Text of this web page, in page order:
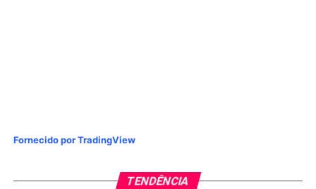
Magazine luiza ações sobem em dia de incertezas
Ação da Via varejo sobe mais de 30% em apenas dois
Fornecido por TradingView
TENDÊNCIA